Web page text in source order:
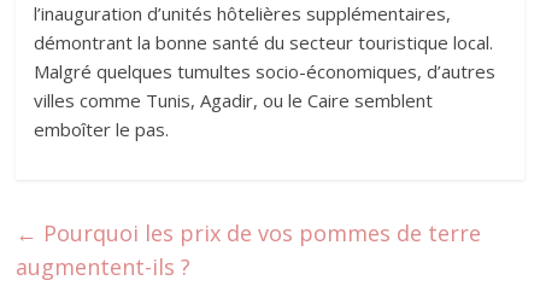
l’inauguration d’unités hôtelières supplémentaires,
démontrant la bonne santé du secteur touristique local.
Malgré quelques tumultes socio-économiques, d’autres
villes comme Tunis, Agadir, ou le Caire semblent
emboîter le pas.
← Pourquoi les prix de vos pommes de terre
augmentent-ils ?